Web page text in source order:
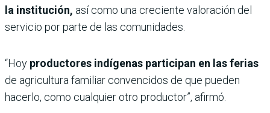
la institución, así como una creciente valoración del
servicio por parte de las comunidades.
“Hoy productores indígenas participan en las ferias
de agricultura familiar convencidos de que pueden
hacerlo, como cualquier otro productor”, afirmó.